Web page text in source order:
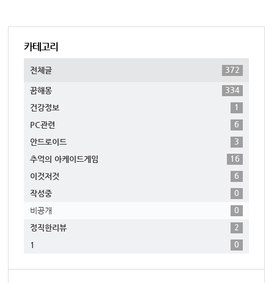
카테고리
전체글 372
꿈해몽
334
건강정보
1
PC관련
6
안드로이드
3
추억의 아케이드게임
16
이것저것
6
작성중
0
비공개
0
정직한리뷰
2
1
0